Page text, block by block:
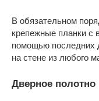
В обязательном
крепежные планки с
помощью последних
на стене из любого
Дверное полотно